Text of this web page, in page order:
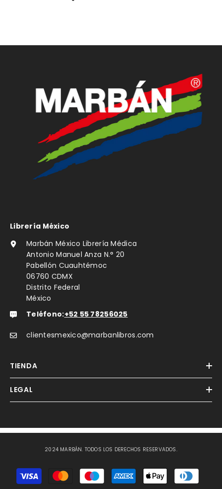
Librería México
Marbán México Librería Médica
Antonio Manuel Anza N.° 20
Pabellón Cuauhtémoc
06760 CDMX
Distrito Federal
México
Teléfono:+52 55 78256025
clientesmexico@marbanlibros.com
TIENDA
LEGAL
2024 MARBÁN. TODOS LOS DERECHOS RESERVADOS.
Métodos
de